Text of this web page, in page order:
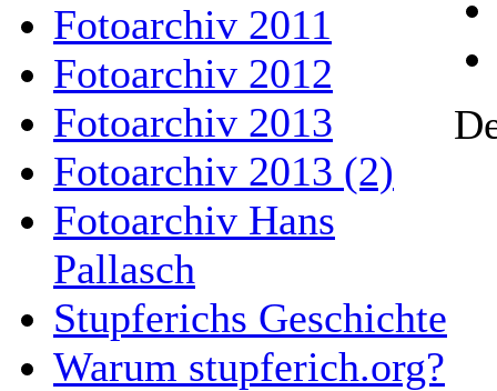
Fotoarchiv 2011
Fotoarchiv 2012
Fotoarchiv 2013
Fotoarchiv 2013 (2)
Fotoarchiv Hans
Pallasch
Stupferichs Geschichte
Warum stupferich.org?